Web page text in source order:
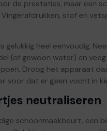
de prestaties, maar een
stof en
heel eenvoudig.
(of gewoon water) en
Droog het apparaat
voor dat er geen vocht in
neutraliseren
schoonmaakbeurt, een